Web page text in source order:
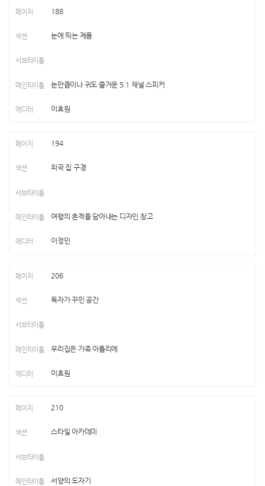
188
눈에 띄는 제품
눈만큼이나 귀도 즐거운 5.1 채널 스피커
이효원
194
외국 집 구경
여행의 흔적을 담아내는 디자인 창고
이정민
206
독자가 꾸민 공간
우리집은 가족 아틀리에
이효원
210
스타일 아카데미
서양의 도자기